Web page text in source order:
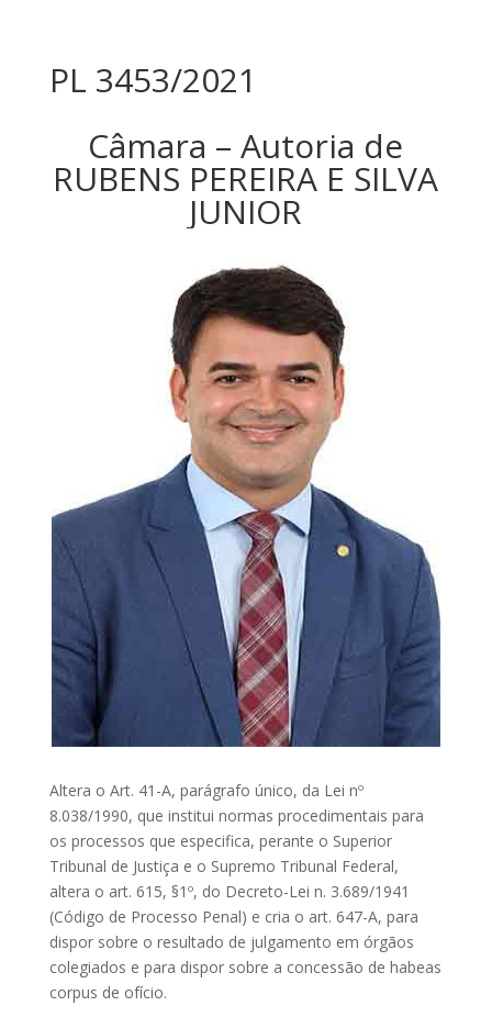
PL 3453/2021
Câmara – Autoria de
RUBENS PEREIRA E SILVA
JUNIOR
Altera o Art. 41-A, parágrafo único, da Lei nº
8.038/1990, que institui normas procedimentais para
os processos que especifica, perante o Superior
Tribunal de Justiça e o Supremo Tribunal Federal,
altera o art. 615, §1º, do Decreto-Lei n. 3.689/1941
(Código de Processo Penal) e cria o art. 647-A, para
dispor sobre o resultado de julgamento em órgãos
colegiados e para dispor sobre a concessão de habeas
corpus de ofício.